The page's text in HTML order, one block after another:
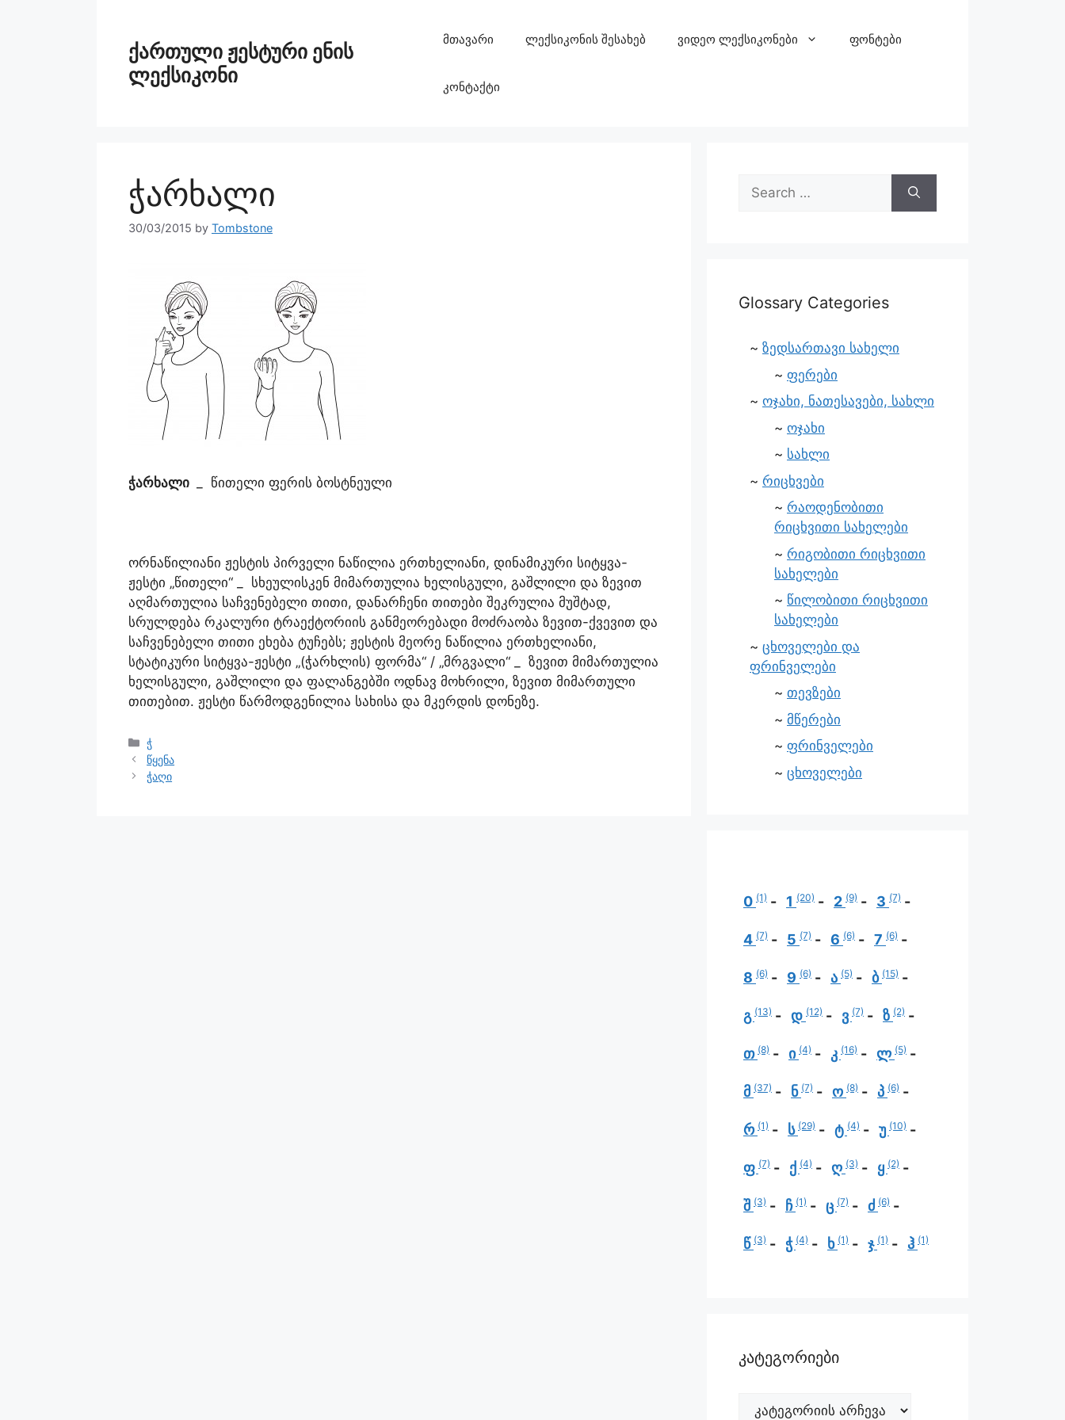
ქართული ჟესტური ენის
ლექსიკონი
მთავარი ლექსიკონის შესახებ ვიდეო ლექსიკონები ფონტები
კონტაქტი
ჭარხალი
30/03/2015 by Tombstone
ჭარხალი _ წითელი ფერის ბოსტნეული
ორნაწილიანი ჟესტის პირველი ნაწილია ერთხელიანი, დინამიკური სიტყვა-
ჟესტი „წითელი“ _ სხეულისკენ მიმართულია ხელისგული, გაშლილი და ზევით
აღმართულია საჩვენებელი თითი, დანარჩენი თითები შეკრულია მუშტად,
სრულდება რკალური ტრაექტორიის განმეორებადი მოძრაობა ზევით-ქვევით და
საჩვენებელი თითი ეხება ტუჩებს; ჟესტის მეორე ნაწილია ერთხელიანი,
სტატიკური სიტყვა-ჟესტი „(ჭარხლის) ფორმა“ / „მრგვალი“ _ ზევით მიმართულია
ხელისგული, გაშლილი და ფალანგებში ოდნავ მოხრილი, ზევით მიმართული
თითებით. ჟესტი წარმოდგენილია სახისა და მკერდის დონეზე.
ჭ
წყენა
ჭაღი
Glossary Categories
ზედსართავი სახელი
ფერები
ოჯახი, ნათესავები, სახლი
ოჯახი
სახლი
რიცხვები
რაოდენობითი
რიცხვითი სახელები
რიგობითი რიცხვითი
სახელები
წილობითი რიცხვითი
სახელები
ცხოველები და
ფრინველები
თევზები
მწერები
ფრინველები
ცხოველები
0 (1) 1 (20) 2 (9) 3 (7)
4 (7) 5 (7) 6 (6) 7 (6)
8 (6) 9 (6) ა (5) ბ (15)
გ (13) დ (12) ვ (7) ზ (2)
თ (8) ი (4) კ (16) ლ (5)
მ (37) ნ (7) ო (8) პ (6)
რ (1) ს (29) ტ (4) უ (10)
ფ (7) ქ (4) ღ (3) ყ (2)
შ (3) ჩ (1) ც (7) ძ (6)
წ (3) ჭ (4) ხ (1) ჯ (1) ჰ (1)
კატეგორიები